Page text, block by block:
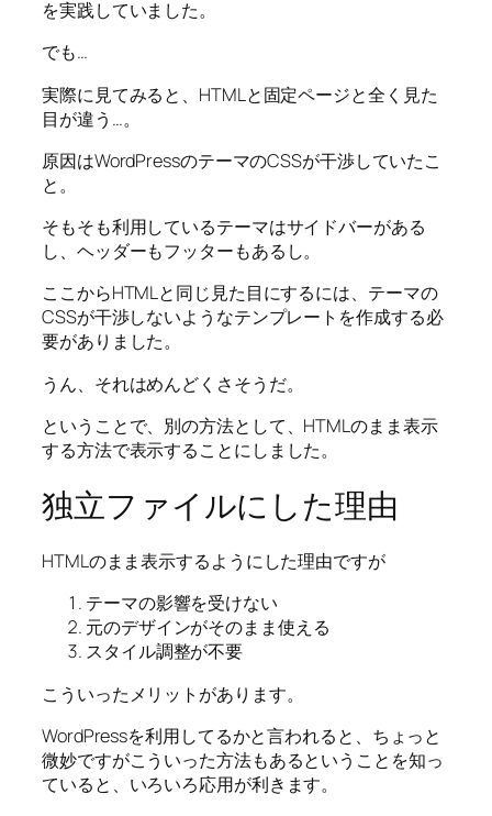
を実践していました。
でも…
実際に見てみると、HTMLと固定ページと全く見た
目が違う…。
原因はWordPressのテーマのCSSが干渉していたこ
と。
そもそも利用しているテーマはサイドバーがある
し、ヘッダーもフッターもあるし。
ここからHTMLと同じ見た目にするには、テーマの
CSSが干渉しないようなテンプレートを作成する必
要がありました。
うん、それはめんどくさそうだ。
ということで、別の方法として、HTMLのまま表示
する方法で表示することにしました。
独立ファイルにした理由
HTMLのまま表示するようにした理由ですが
テーマの影響を受けない
元のデザインがそのまま使える
スタイル調整が不要
こういったメリットがあります。
WordPressを利用してるかと言われると、ちょっと
微妙ですがこういった方法もあるということを知っ
ていると、いろいろ応用が利きます。